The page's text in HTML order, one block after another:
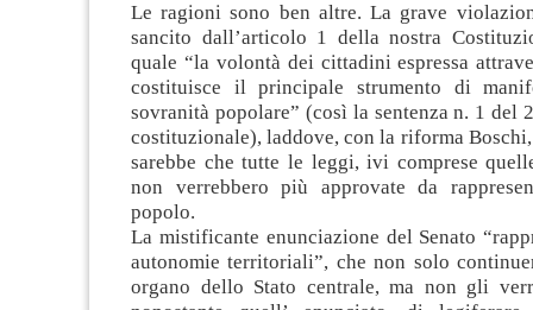
Le ragioni sono ben altre. La grave
sancito dall’articolo 1 della nostra
quale “la volontà dei cittadini espressa
costituisce il principale strumento di
sovranità popolare” (così la sentenza n. 1 del
costituzionale), laddove, con la riforma
sarebbe che tutte le leggi, ivi comprese
non verrebbero più approvate da
popolo.
La mistificante enunciazione del Senato
autonomie territoriali”, che non solo
organo dello Stato centrale, ma non gli